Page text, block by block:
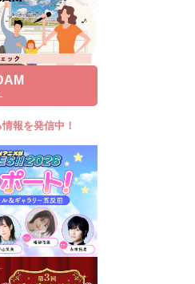
ど
ク！
！
も！
報を発信中！